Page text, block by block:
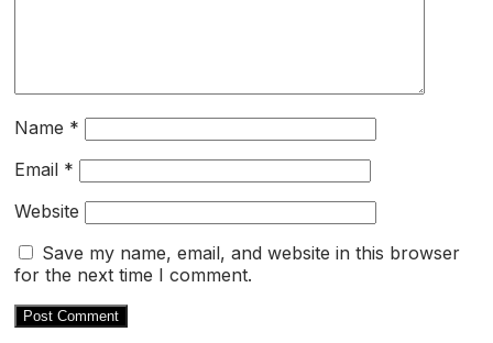
Name *
Email *
Website
Save my name, email, and website in this browser
for the next time I comment.